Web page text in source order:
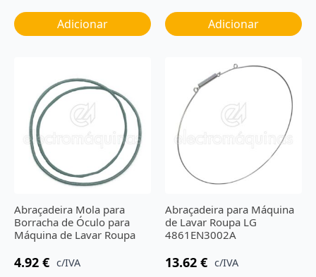
Adicionar Adicionar
Abraçadeira Mola para
Borracha de Óculo para
Máquina de Lavar Roupa
4.92 € c/IVA
Abraçadeira para Máquina
de Lavar Roupa LG
4861EN3002A
13.62 € c/IVA